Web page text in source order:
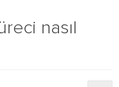
nasıl